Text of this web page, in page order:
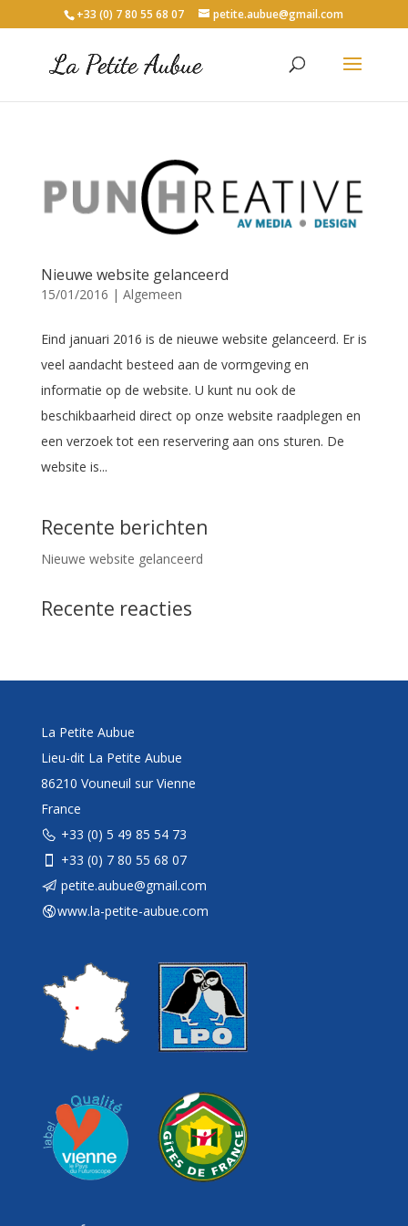
+33 (0) 7 80 55 68 07 petite.aubue@gmail.com
Nieuwe website gelanceerd
15/01/2016 | Algemeen
Eind januari 2016 is de nieuwe website gelanceerd. Er is
veel aandacht besteed aan de vormgeving en
informatie op de website. U kunt nu ook de
beschikbaarheid direct op onze website raadplegen en
een verzoek tot een reservering aan ons sturen. De
website is...
Recente berichten
Nieuwe website gelanceerd
Recente reacties
La Petite Aubue
Lieu-dit La Petite Aubue
86210 Vouneuil sur Vienne
France
+33 (0) 5 49 85 54 73
+33 (0) 7 80 55 68 07
petite.aubue@gmail.com
www.la-petite-aubue.com